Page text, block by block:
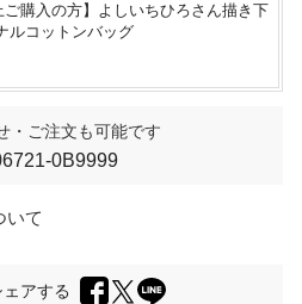
ご購入の方】よしいちひろさん描き下
ルコットンバッグ
・ご注文も可能です
0B9999
いて
アする